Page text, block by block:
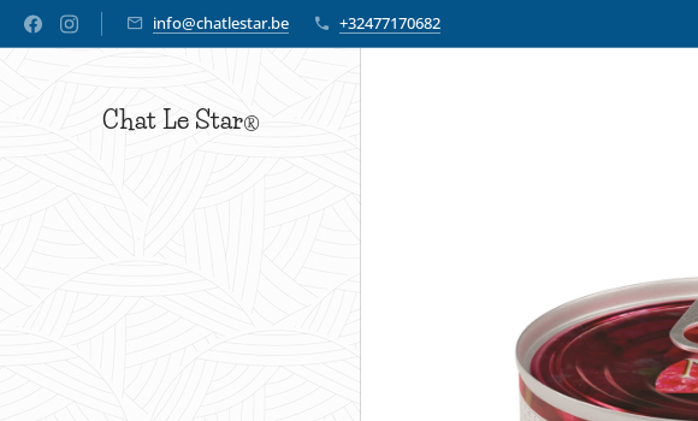
info@chatlestar.be +32477170682
Chat Le Star®